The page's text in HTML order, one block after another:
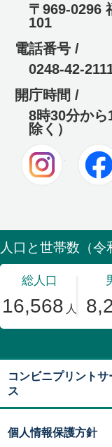
〒969-0296
101
電話番号 /
0248-42-
開庁時間 /
8時30分か
除く）
コンビニプリントサ
ス
個人情報保護方針